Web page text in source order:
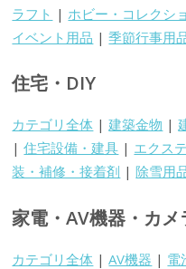
ラフト | ホビー・コレクシ
イベント用品 |季節行事用
住宅・DIY
カテゴリ全体 |建築金物 |
|住宅設備・建具 | エクス
装・補修・接着剤 |除雪用
家電・AV機器・カメ
カテゴリ全体 |AV機器 | 電